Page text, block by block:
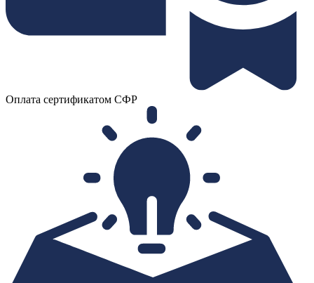
Оплата сертификатом СФР